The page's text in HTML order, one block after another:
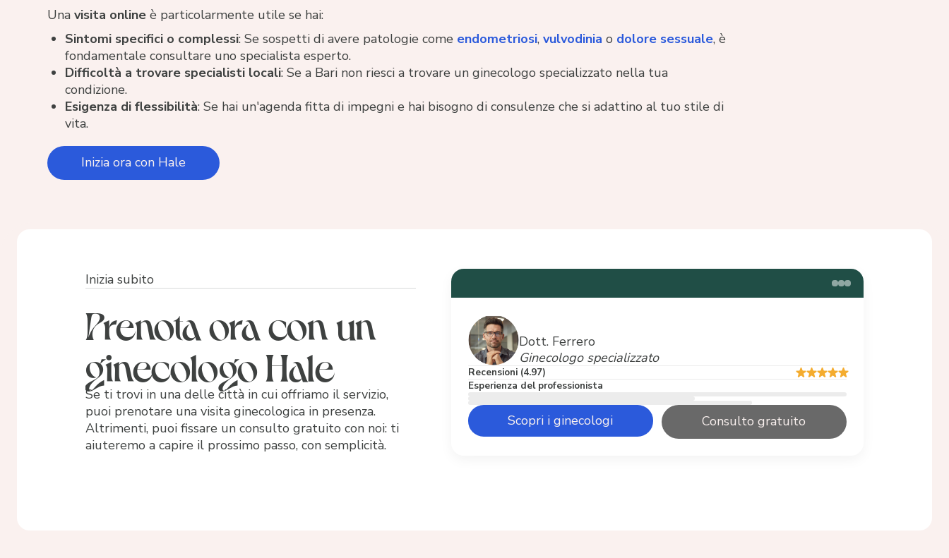
Unavisita online è particolarmente utile se hai:
Sintomi specifici o complessi: Se sospetti di avere patologie come endometriosi, vulvodinia o dolore sessuale, è
fondamentale consultare uno specialista esperto.
Difficoltà a trovare specialisti locali: Se a Bari non riesci a trovare un ginecologo specializzato nella tua
condizione.
Esigenza di flessibilità: Se hai un'agenda fitta di impegni e hai bisogno di consulenze che si adattino al tuo stile di
vita.
Inizia ora con Hale
Inizia subito
Prenota ora con un
ginecologo Hale
Se ti trovi in una delle città in cui offriamo il servizio,
puoi prenotare una visita ginecologica in presenza.
Altrimenti, puoi fissare un consulto gratuito con noi: ti
aiuteremo a capire il prossimo passo, con semplicità.
Dott. Ferrero
Ginecologo specializzato
Recensioni (4.97)
Esperienza del professionista
Scopri i ginecologi Consulto gratuito